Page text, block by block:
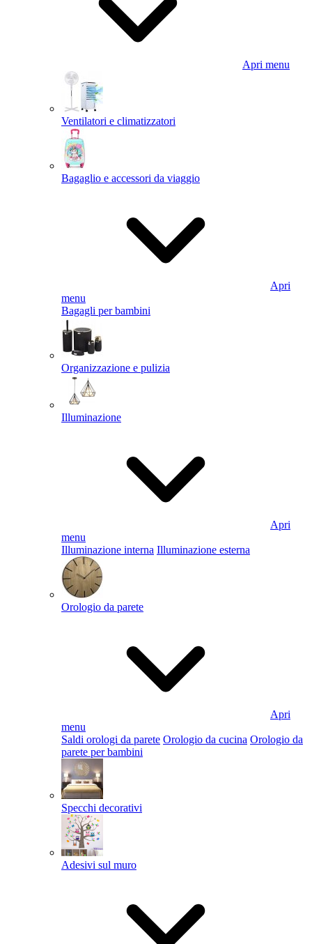
Apri menu
Ventilatori e climatizzatori
Bagaglio e accessori da viaggio
Apri
menu
Bagagli per bambini
Organizzazione e pulizia
Illuminazione
Apri
menu
Illuminazione interna Illuminazione esterna
Orologio da parete
Apri
menu
Saldi orologi da parete Orologio da cucina Orologio da
parete per bambini
Specchi decorativi
Adesivi sul muro